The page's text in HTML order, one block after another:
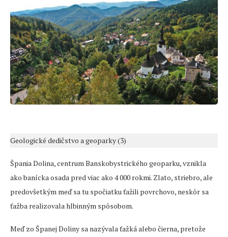
Geologické dedičstvo a geoparky (3)
Špania Dolina, centrum Banskobystrického geoparku, vznikla
ako banícka osada pred viac ako 4 000 rokmi. Zlato, striebro, ale
predovšetkým meď sa tu spočiatku ťažili povrchovo, neskôr sa
ťažba realizovala hlbinným spôsobom.
Meď zo Španej Doliny sa nazývala ťažká alebo čierna, pretože